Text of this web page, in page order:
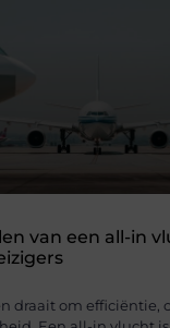
van een all-in
draait om efficiëntie,